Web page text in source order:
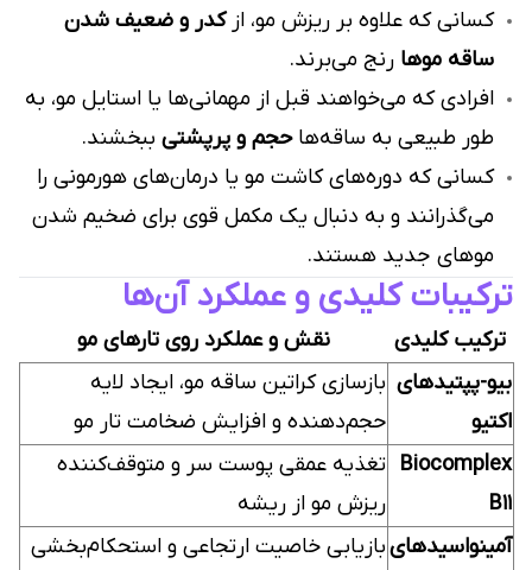
کسانی که علاوه بر ریزش مو، ازکدر و ضعیف شدن
ساقه موها رنج می‌برند.
افرادی که می‌خواهند قبل از مهمانی‌ها یا استایل مو، به
طور طبیعی به ساقه‌هاحجم و پرپشتی ببخشند.
کسانی که دوره‌های کاشت مو یا درمان‌های هورمونی را
می‌گذرانند و به دنبال یک مکمل قوی برای ضخیم شدن
موهای جدید هستند.
ترکیبات کلیدی و عملکرد آن‌ها
ترکیب کلیدی
نقش و عملکرد روی تارهای مو
بیو-پپتیدهای
اکتیو
بازسازی کراتین ساقه مو، ایجاد لایه
حجم‌دهنده و افزایش ضخامت تار مو
Biocomplex
B11
تغذیه عمقی پوست سر و متوقف‌کننده
ریزش مو از ریشه
آمینواسیدهایبازیابی خاصیت ارتجاعی و استحکام‌بخشی